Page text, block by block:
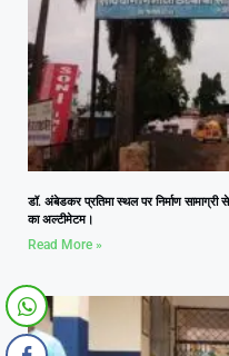
डॉ. अंबेडकर प्रतिमा स्थल पर निर्माण
का अल्टीमेटम।
Read More »